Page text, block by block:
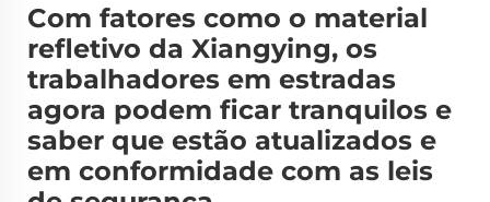
Com fatores como o material
refletivo da Xiangying, os
trabalhadores em estradas
agora podem ficar tranquilos e
saber que estão atualizados e
em conformidade com as leis